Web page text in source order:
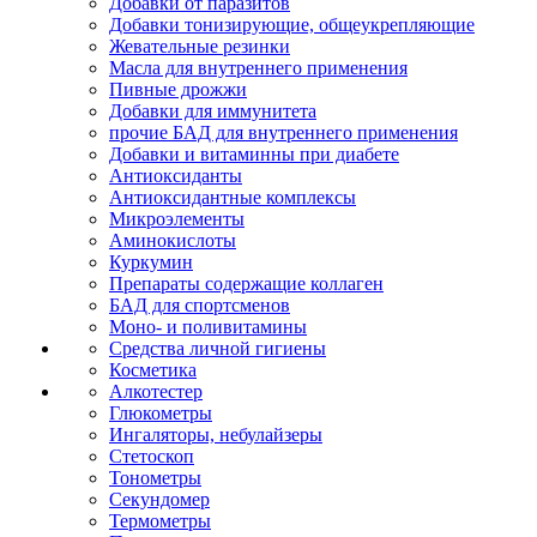
Добавки тонизирующие, общеукрепляющие
Жевательные резинки
Масла для внутреннего применения
Пивные дрожжи
Добавки для иммунитета
прочие БАД для внутреннего применения
Добавки и витаминны при диабете
Антиоксиданты
Антиоксидантные комплексы
Микроэлементы
Аминокислоты
Куркумин
Препараты содержащие коллаген
БАД для спортсменов
Моно- и поливитамины
Средства личной гигиены
Косметика
Алкотестер
Глюкометры
Ингаляторы, небулайзеры
Стетоскоп
Тонометры
Секундомер
Термометры